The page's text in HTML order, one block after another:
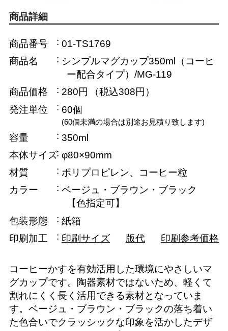
商品詳細
商品番号
01-TS1769
商品名
シンプルマグカップ350ml（コーヒ
ー配合タイプ）/MG-119
商品価格
280円
（税込308円）
発注単位
60個
(60個未満の場合は別途お見積り致します)
容量
350ml
本体サイズ φ80×90mm
材質
ポリプロピレン、コーヒー粒
カラー
ベージュ・ブラウン・ブラック
【色指定可】
包装形態
紙箱
印刷加工
印刷サイズ 版代 印刷参考価格
コーヒーかすを有効活用した環境にやさしいマ
グカップです。陶器素材ではないため、軽くて
割れにくく長く活用できる素材となっていま
す。ベージュ・ブラウン・ブラックの落ち着い
た色合いでクラッシックな印象を活かしたデザ